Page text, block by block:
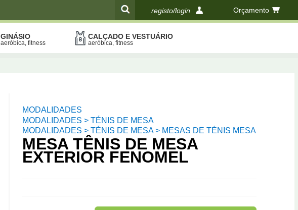
registo/login Orçamento
GINÁSIO
aeróbica, fitness
CALÇADO E VESTUÁRIO
aeróbica, fitness
MODALIDADES
MODALIDADES > TÉNIS DE MESA
MODALIDADES > TÉNIS DE MESA > MESAS DE TÉNIS MESA
MESA TÊNIS DE MESA
EXTERIOR FENOMEL